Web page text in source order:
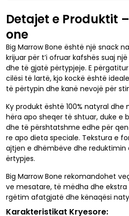
Detajet e Produktit
one
Big Marrow Bone është një snack
krijuar për t’i ofruar kafshës suaj
dhe të gjatë përtypjeje. E
cilësi të lartë, kjo kockë është
të përtypin dhe kanë nevojë për
Ky produkt është 100% natyral
hëra apo sheqer të shtuar, duke e
dhe të përshtatshme edhe për
re apo dieta speciale. Tekstura e
ajtjen e dhëmbëve dhe reduktimin
ërtypjes.
Big Marrow Bone rekomandohet
ve mesatare, të mëdha dhe
rgëtim afatgjatë dhe kënaqësi
Karakteristikat Kryesore: